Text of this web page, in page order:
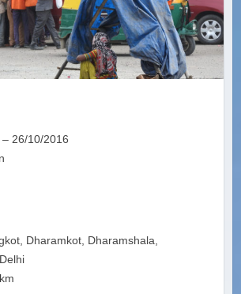
26/10/2016
Dharamkot, Dharamshala,